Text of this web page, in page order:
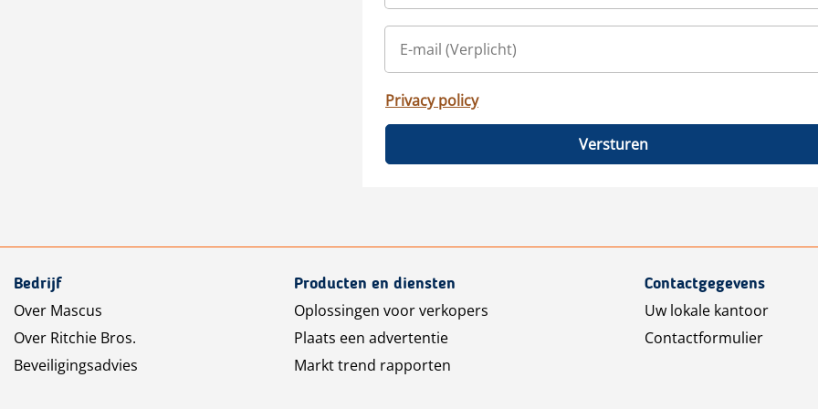
Privacy policy
Versturen
Bedrijf
Over Mascus
Over Ritchie Bros.
Beveiligingsadvies
Producten en diensten
Oplossingen voor verkopers
Plaats een advertentie
Markt trend rapporten
Contactgegevens
Uw lokale kantoor
Contactformulier